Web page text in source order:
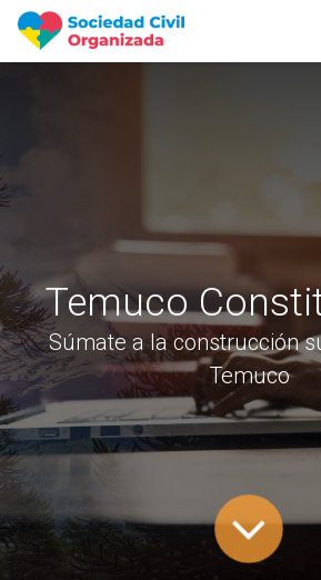
Temuco
Súmate a la construcción
Temuco